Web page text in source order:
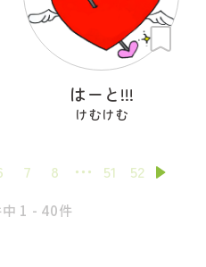
はーと!!!
けむけむ
7 8 51 52
1 - 40件